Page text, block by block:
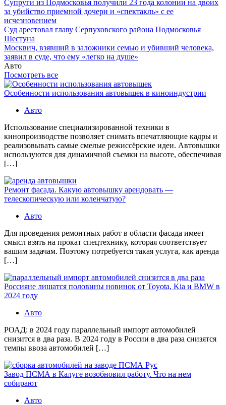
Супруги из Подмосковья получили 23 года колонии на двоих
за убийство приемной дочери и «спектакль» с ее
исчезновением
Суд арестовал главу Серпуховского района Подмосковья
Шестуна
Москвич, взявший в заложники семью и убивший человека,
заявил в суде, что ему «легко на душе»
Авто
Посмотреть все
Особенности использования автовышек в киноиндустрии
Авто
Использование специализированной техники в
кинопроизводстве позволяет снимать впечатляющие кадры и
реализовывать самые смелые режиссёрские идеи. Автовышки
используются для динамичной съемки на высоте, обеспечивая
[…]
Ремонт фасада. Какую автовышку арендовать —
телескопическую или коленчатую?
Авто
Для проведения ремонтных работ в области фасада имеет
смысл взять на прокат спецтехнику, которая соответствует
вашим задачам. Поэтому потребуется такая услуга, как аренда
[…]
Россияне лишатся половины новинок от Toyota, Kia и BMW в
2024 году
Авто
РОАД: в 2024 году параллельный импорт автомобилей
снизится в два раза. В 2024 году в России в два раза снизятся
темпы ввоза автомобилей […]
Завод ПСМА в Калуге возобновил работу. Что на нем
собирают
Авто